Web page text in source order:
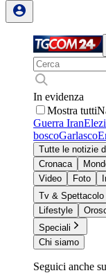
In evidenza
Mostra tutti
Guerra Iran
boscoGarlasco
Tutte le notizie
Cronaca
Video
Foto
Tv & Spettacolo
Lifestyle
Speciali
Chi siamo
Seguici anche su